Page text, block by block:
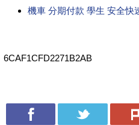
機車 分期付款 學生 安全快
6CAF1CFD2271B2AB